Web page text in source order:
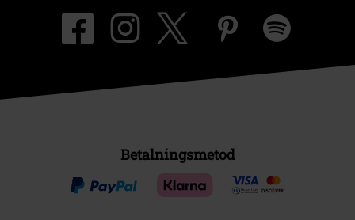
Betalningsmetod